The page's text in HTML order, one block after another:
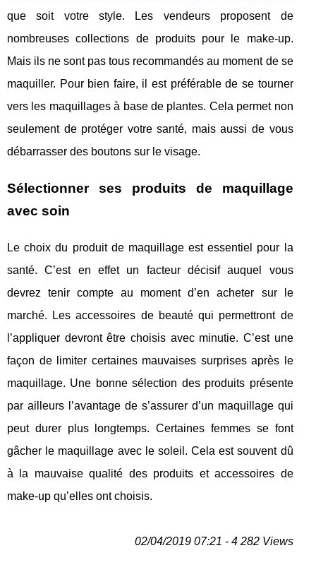
que soit votre style. Les vendeurs proposent de
nombreuses collections de produits pour le make-up.
Mais ils ne sont pas tous recommandés au moment de se
maquiller. Pour bien faire, il est préférable de se tourner
vers les maquillages à base de plantes. Cela permet non
seulement de protéger votre santé, mais aussi de vous
débarrasser des boutons sur le visage.
Sélectionner ses produits de maquillage
avec soin
Le choix du produit de maquillage est essentiel pour la
santé. C’est en effet un facteur décisif auquel vous
devrez tenir compte au moment d’en acheter sur le
marché. Les accessoires de beauté qui permettront de
l’appliquer devront être choisis avec minutie. C’est une
façon de limiter certaines mauvaises surprises après le
maquillage. Une bonne sélection des produits présente
par ailleurs l’avantage de s’assurer d’un maquillage qui
peut durer plus longtemps. Certaines femmes se font
gâcher le maquillage avec le soleil. Cela est souvent dû
à la mauvaise qualité des produits et accessoires de
make-up qu’elles ont choisis.
02/04/2019 07:21 - 4 282 Views